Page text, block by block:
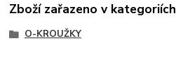
Zboží zařazeno v kategoriích
O-KROUŽKY